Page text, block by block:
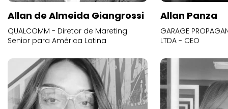
Allan de Almeida Giangrossi
QUALCOMM - Diretor de Mareting
Senior para América Latina
Allan Panza
GARAGE
LTDA - CEO